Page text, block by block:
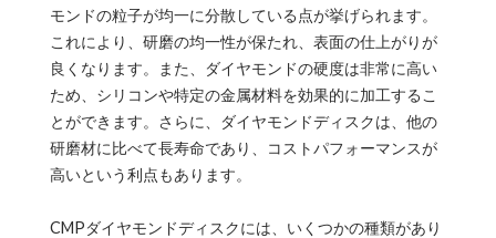
モンドの粒子が均一に分散している点が挙げられます。
これにより、研磨の均一性が保たれ、表面の仕上がりが
良くなります。また、ダイヤモンドの硬度は非常に高い
ため、シリコンや特定の金属材料を効果的に加工するこ
とができます。さらに、ダイヤモンドディスクは、他の
研磨材に比べて長寿命であり、コストパフォーマンスが
高いという利点もあります。
CMPダイヤモンドディスクには、いくつかの種類があり